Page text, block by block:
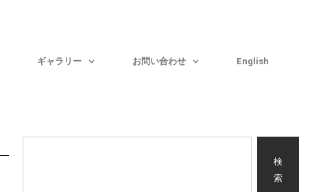
ギャラリー お問い合わせ English
検
索